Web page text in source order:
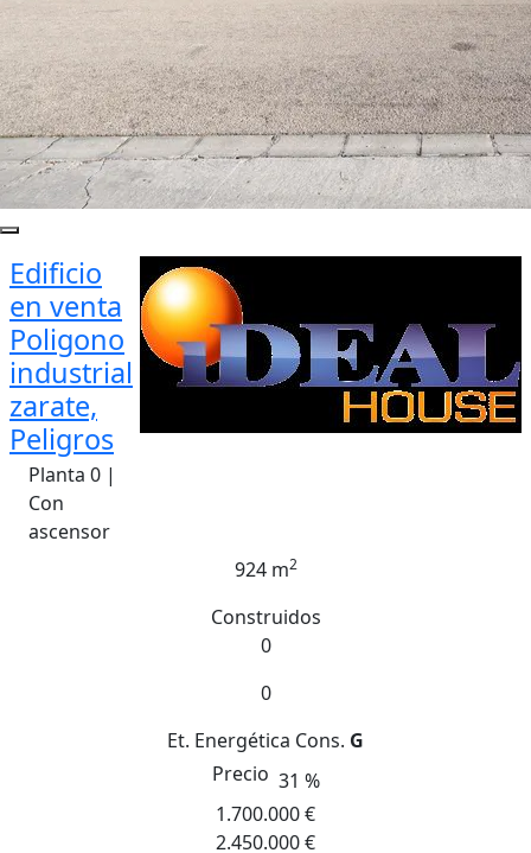
Edificio
en venta
Poligono
industrial
zarate,
Peligros
Planta 0 |
Con
ascensor
924 m2
Construidos
0
0
Et. Energética Cons. G
Precio 31 %
1.700.000 €
2.450.000 €